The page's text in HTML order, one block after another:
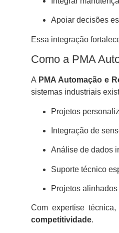
Apoiar decisões
Essa integração
Como a PMA
A PMA Automação e
sistemas industriais
Projetos
Integração de
Análise de dados
Suporte técnico
Projetos
Com expertise
competitividade.